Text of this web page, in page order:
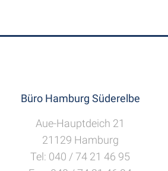
Büro Hamburg Süderelbe
Aue-Hauptdeich 21
21129 Hamburg
Tel: 040 / 74 21 46 95